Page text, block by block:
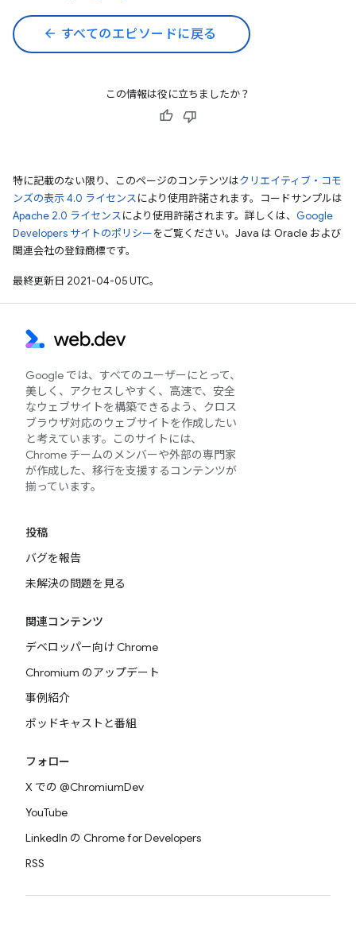
arrow_back すべてのエピソードに戻る
この情報は役に立ちましたか？
特に記載のない限り、このページのコンテンツはクリエイティブ・コモ
ンズの表示 4.0 ライセンスにより使用許諾されます。コードサンプルは
Apache 2.0 ライセンスにより使用許諾されます。詳しくは、 Google
Developers サイトのポリシーをご覧ください。Java は Oracle および
関連会社の登録商標です。
最終更新日 2021-04-05 UTC。
Google では、すべてのユーザーにとって、
美しく、アクセスしやすく、高速で、安全
なウェブサイトを構築できるよう、クロス
ブラウザ対応のウェブサイトを作成したい
と考えています。このサイトには、
Chrome チームのメンバーや外部の専門家
が作成した、移行を支援するコンテンツが
揃っています。
投稿
バグを報告
未解決の問題を見る
関連コンテンツ
デベロッパー向け Chrome
Chromium のアップデート
事例紹介
ポッドキャストと番組
フォロー
X での @ChromiumDev
YouTube
LinkedIn の Chrome for Developers
RSS